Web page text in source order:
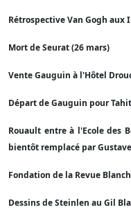
Rétrospective Van Gogh aux
Mort de Seurat (26 mars)
Vente Gauguin à l'Hôtel
Départ de Gauguin pour
Rouault entre à l'Ecole des
bientôt remplacé par
Fondation de la Revue
Dessins de Steinlen au Gil